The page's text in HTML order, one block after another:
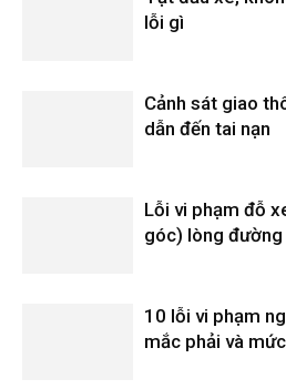
lỗi gì
Cảnh sát giao
dẫn đến tai nạn
Lỗi vi phạm đỗ
góc) lòng đường
10 lỗi vi phạm
mắc phải và